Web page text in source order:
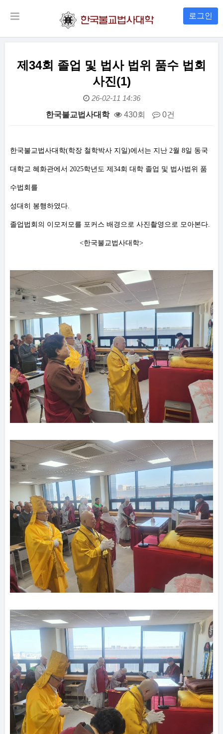
로그인
제34회 졸업 및 법사 법위 품수 법회
사진(1)
26-02-11 14:36
한국불교법사대학 430회 0건
한국불교법사대학(학장 철학박사 지일)에서는 지난 2월 8일 동국
대학교 혜화관에서 2025학년도 제34회 대학 졸업 및 법사법위 품
수법회를
성대히 봉행하였다.
졸업법회의 이모저모를 포커스 배경으로 사진촬영으로 모아본다.
<한국불교법사대학>